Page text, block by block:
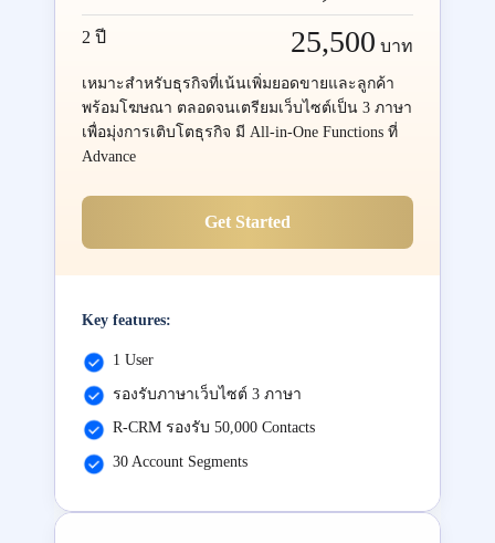
2 ปี 25,500 บาท
เหมาะสำหรับธุรกิจที่เน้นเพิ่มยอดขายและลูกค้า
พร้อมโฆษณา ตลอดจนเตรียมเว็บไซต์เป็น 3 ภาษา
เพื่อมุ่งการเติบโตธุรกิจ มี All-in-One Functions ที่
Advance
Get Started
Key features:
1 User
รองรับภาษาเว็บไซต์ 3 ภาษา
R-CRM รองรับ 50,000 Contacts
30 Account Segments